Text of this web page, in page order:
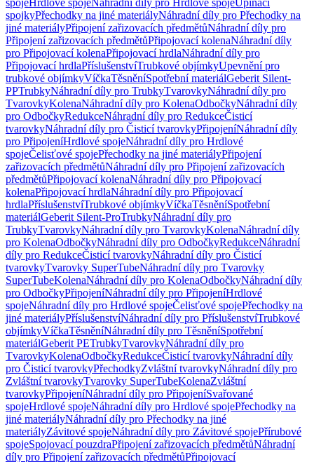
spojeHrdlové spojeNáhradní díly pro Hrdlové spojeUpínací
spojkyPřechodky na jiné materiályNáhradní díly pro Přechodky na
jiné materiályPřipojení zařizovacích předmětůNáhradní díly pro
Připojení zařizovacích předmětůPřipojovací kolenaNáhradní díly
pro Připojovací kolenaPřipojovací hrdlaNáhradní díly pro
Připojovací hrdlaPříslušenstvíTrubkové objímkyUpevnění pro
trubkové objímkyVíčkaTěsněníSpotřební materiálGeberit Silent-
PPTrubkyNáhradní díly pro TrubkyTvarovkyNáhradní díly pro
TvarovkyKolenaNáhradní díly pro KolenaOdbočkyNáhradní díly
pro OdbočkyRedukceNáhradní díly pro RedukceČisticí
tvarovkyNáhradní díly pro Čisticí tvarovkyPřipojeníNáhradní díly
pro PřipojeníHrdlové spojeNáhradní díly pro Hrdlové
spojeČelisťové spojePřechodky na jiné materiályPřipojení
zařizovacích předmětůNáhradní díly pro Připojení zařizovacích
předmětůPřipojovací kolenaNáhradní díly pro Připojovací
kolenaPřipojovací hrdlaNáhradní díly pro Připojovací
hrdlaPříslušenstvíTrubkové objímkyVíčkaTěsněníSpotřební
materiálGeberit Silent-ProTrubkyNáhradní díly pro
TrubkyTvarovkyNáhradní díly pro TvarovkyKolenaNáhradní díly
pro KolenaOdbočkyNáhradní díly pro OdbočkyRedukceNáhradní
díly pro RedukceČisticí tvarovkyNáhradní díly pro Čisticí
tvarovkyTvarovky SuperTubeNáhradní díly pro Tvarovky
SuperTubeKolenaNáhradní díly pro KolenaOdbočkyNáhradní díly
pro OdbočkyPřipojeníNáhradní díly pro PřipojeníHrdlové
spojeNáhradní díly pro Hrdlové spojeČelisťové spojePřechodky na
jiné materiályPříslušenstvíNáhradní díly pro PříslušenstvíTrubkové
objímkyVíčkaTěsněníNáhradní díly pro TěsněníSpotřební
materiálGeberit PETrubkyTvarovkyNáhradní díly pro
TvarovkyKolenaOdbočkyRedukceČisticí tvarovkyNáhradní díly
pro Čisticí tvarovkyPřechodkyZvláštní tvarovkyNáhradní díly pro
Zvláštní tvarovkyTvarovky SuperTubeKolenaZvláštní
tvarovkyPřipojeníNáhradní díly pro PřipojeníSvařované
spojeHrdlové spojeNáhradní díly pro Hrdlové spojePřechodky na
jiné materiályNáhradní díly pro Přechodky na jiné
materiályZávitové spojeNáhradní díly pro Závitové spojePřírubové
spojeSpojovací pouzdraPřipojení zařizovacích předmětůNáhradní
díly pro Připojení zařizovacích předmětůPřipojovací